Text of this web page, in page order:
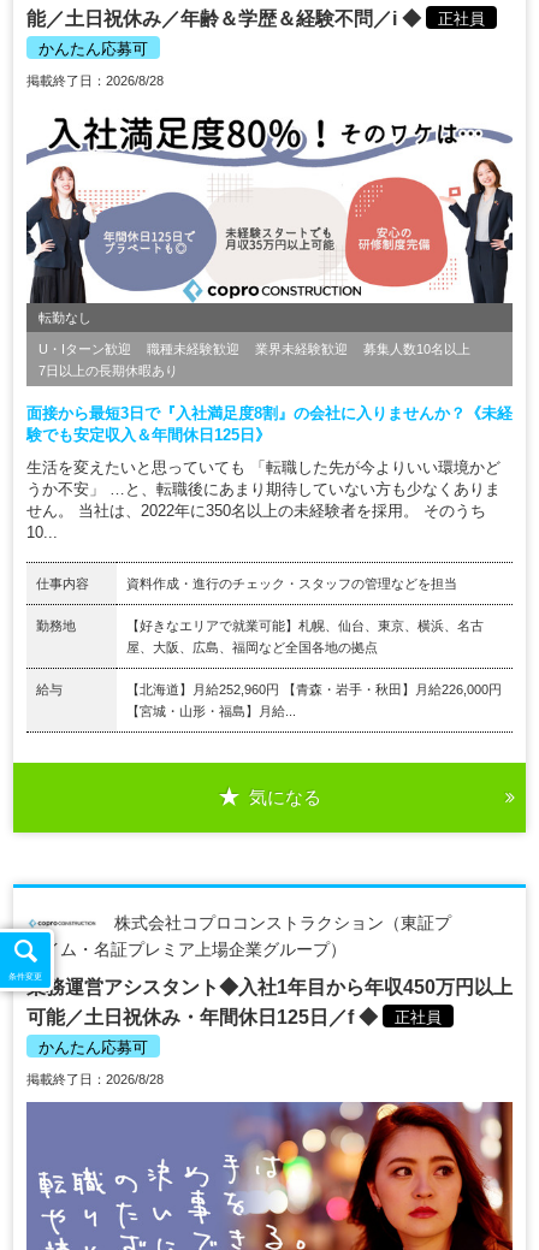
能／土日祝休み／年齢＆学歴＆経験不問／i ◆
正社員
かんたん応募可
掲載終了日：2026/8/28
転勤なし
U・Iターン歓迎 職種未経験歓迎 業界未経験歓迎
募集人数10名以上
7日以上の長期休暇あり
面接から最短3日で『入社満足度8割』の会社に入りませんか？《未経
験でも安定収入＆年間休日125日》
生活を変えたいと思っていても 「転職した先が今よりいい環境かど
うか不安」 …と、転職後にあまり期待していない方も少なくありま
せん。 当社は、2022年に350名以上の未経験者を採用。 そのうち
10...
仕事内容 資料作成・進行のチェック・スタッフの管理などを担当
勤務地
【好きなエリアで就業可能】札幌、仙台、東京、横浜、名古
屋、大阪、広島、福岡など全国各地の拠点
給与
【北海道】月給252,960円 【青森・岩手・秋田】月給226,000円
【宮城・山形・福島】月給...
気になる
株式会社コプロコンストラクション（東証プ
ライム・名証プレミア上場企業グループ）
業務運営アシスタント◆入社1年目から年収450万円以上
可能／土日祝休み・年間休日125日／f ◆
正社員
かんたん応募可
掲載終了日：2026/8/28
条件変更